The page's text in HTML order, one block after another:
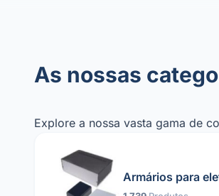
As nossas
Explore a nossa vasta gama de
Armários para